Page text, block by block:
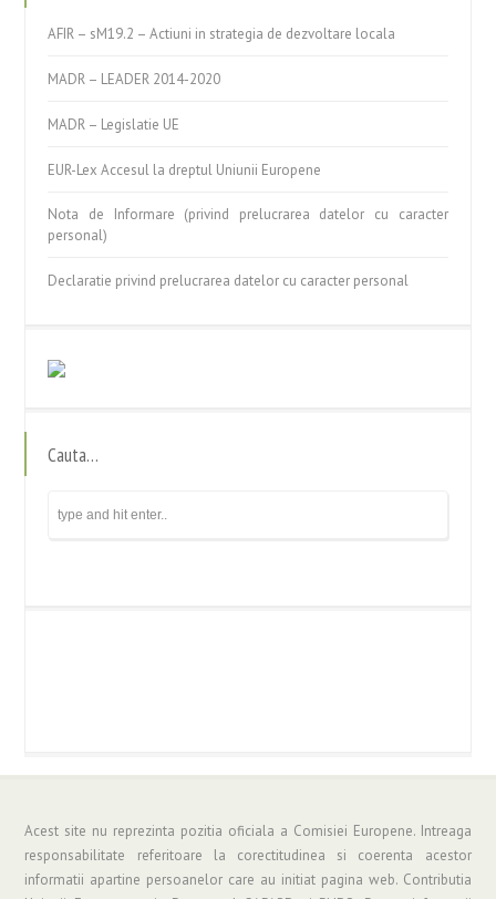
AFIR – sM19.2 – Actiuni in strategia de dezvoltare locala
MADR – LEADER 2014-2020
MADR – Legislatie UE
EUR-Lex Accesul la dreptul Uniunii Europene
Nota de Informare (privind prelucrarea datelor cu caracter
personal)
Declaratie privind prelucrarea datelor cu caracter personal
Cauta…
Acest site nu reprezinta pozitia oficiala a Comisiei Europene. Intreaga
responsabilitate referitoare la corectitudinea si coerenta acestor
informatii apartine persoanelor care au initiat pagina web. Contributia